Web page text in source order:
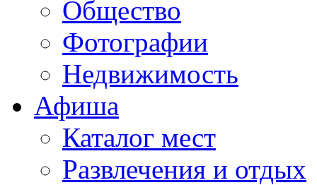
Общество
Фотографии
Недвижимость
Афиша
Каталог мест
Развлечения и отдых